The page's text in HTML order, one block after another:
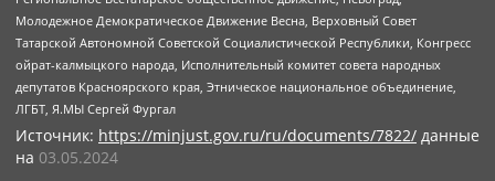
Молодежное Демократическое Движение Весна, Верховный Совет
Татарской Автономной Советской Социалистической Республики, Конгресс
ойрат-калмыцкого народа, Исполнительный комитет совета народных
депутатов Красноярского края, Этническое национальное объединение,
ЛГБТ, Я.МЫ Сергей Фургал
Источник: https://minjust.gov.ru/ru/documents/7822/ данные
на 03.05.2024